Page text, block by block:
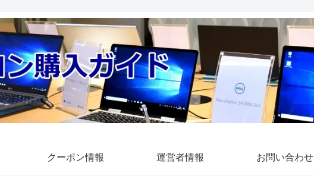
クーポン情報 運営者情報 お問い合わせ